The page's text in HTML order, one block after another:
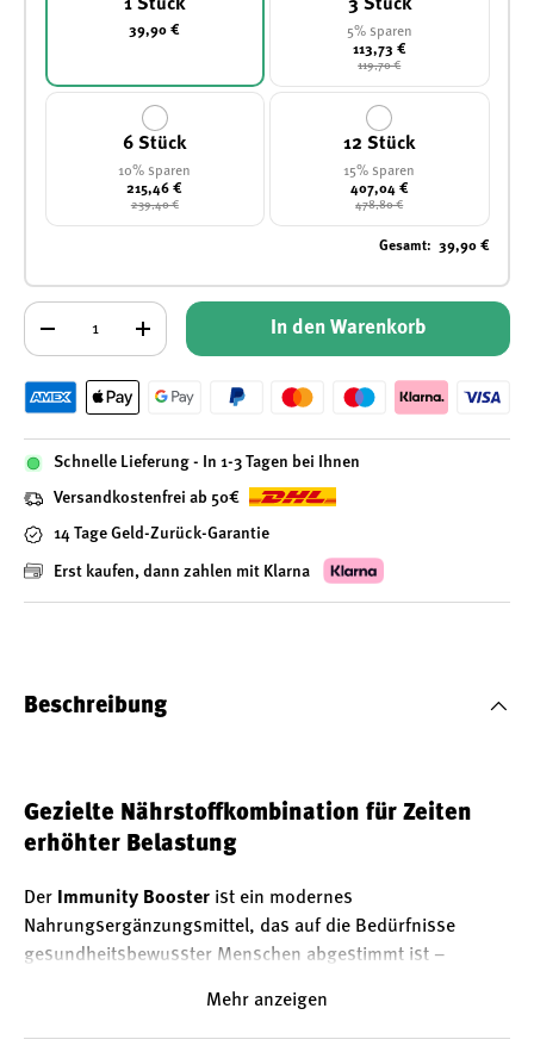
1 Stück
39,90 €
3 Stück
5% sparen
113,73 €
119,70 €
6 Stück
10% sparen
215,46 €
239,40 €
12 Stück
15% sparen
407,04 €
478,80 €
Gesamt: 39,90 €
Anzahl
+ In den Warenkorb
Schnelle Lieferung - In 1-3 Tagen bei Ihnen
Versandkostenfrei ab 50€
14 Tage Geld-Zurück-Garantie
Erst kaufen, dann zahlen mit Klarna
Beschreibung
Gezielte Nährstoffkombination für Zeiten
erhöhter Belastung
Der Immunity Booster ist ein modernes
Nahrungsergänzungsmittel, das auf die Bedürfnisse
gesundheitsbewusster Menschen abgestimmt ist –
besonders gefordert ist. Mit einer sorgfältig abgestimmten
Kombination aus pflanzlichen Extrakten und dem
Mehr anzeigen